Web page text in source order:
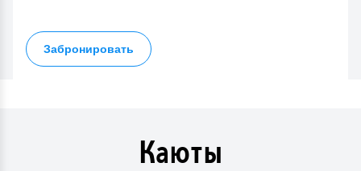
Забронировать
Каюты